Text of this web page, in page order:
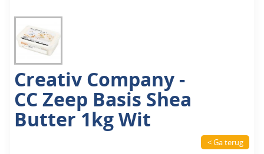
Creativ Company -
CC Zeep Basis Shea
Butter 1kg Wit
< Ga terug